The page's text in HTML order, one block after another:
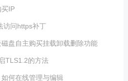
IP
访问https补丁
盘自主购买挂载卸载删除功能
TLS1.2的方法
何在线管理与编辑